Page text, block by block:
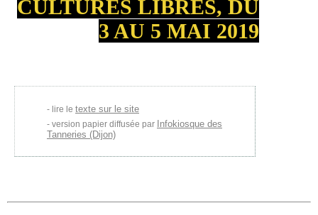
CULTURES LIBRES, DU
3 AU 5 MAI 2019
lire le texte sur le site
version papier diffusée par Infokiosque des
Tanneries (Dijon)